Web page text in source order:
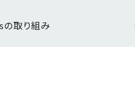
の取り組み